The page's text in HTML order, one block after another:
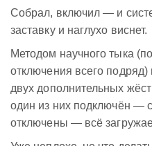
Собрал, включил — и
заставку и наглухо виснет.
Методом научного тыка
отключения всего
двух дополнительных
один из них подключён —
отключены — всё